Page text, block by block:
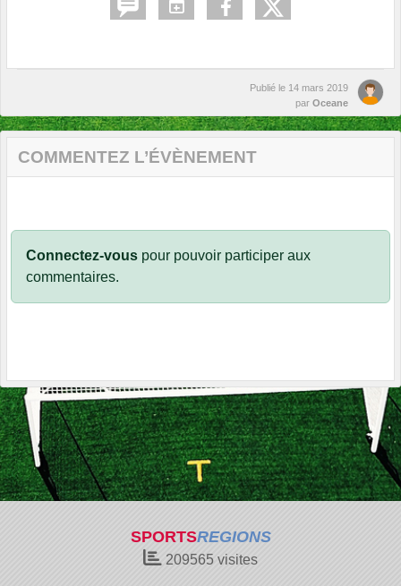
Publié le 14 mars 2019
par Oceane
COMMENTEZ L’ÉVÈNEMENT
Connectez-vous pour pouvoir participer aux
commentaires.
SPORTSREGIONS
209565 visites